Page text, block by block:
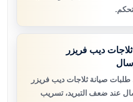
ديب فريزر
صيانة ثلاجات ديب فريزر
عند ضعف التبريد، تسريب